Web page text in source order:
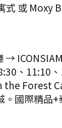
或
、11:10
Forest
。國際精